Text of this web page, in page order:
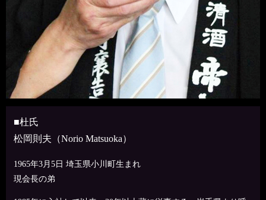
■杜氏
松岡則夫（Norio Matsuoka）
1965年3月5日 埼玉県小川町生まれ
現会長の弟